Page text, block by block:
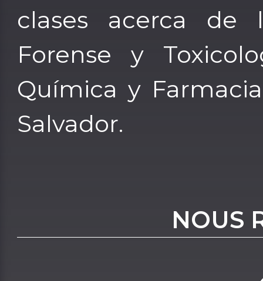
clases acerca de
Forense y
Química y
Salvador.
NOUS